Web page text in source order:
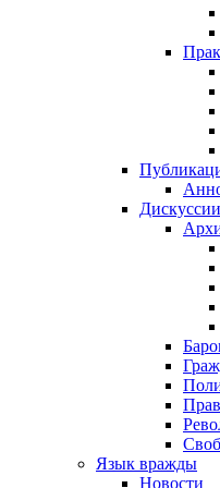
Дискуссии
Язык вражды
Новости